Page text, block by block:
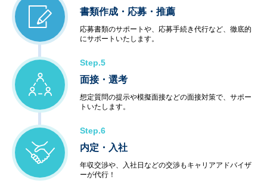
書類作成・応募・推薦
応募書類のサポートや、応募手続き代行など、徹底的
にサポートいたします。
Step.5
面接・選考
想定質問の提示や模擬面接などの面接対策で、サポー
トいたします。
Step.6
内定・入社
年収交渉や、入社日などの交渉もキャリアアドバイザ
ーが代行！